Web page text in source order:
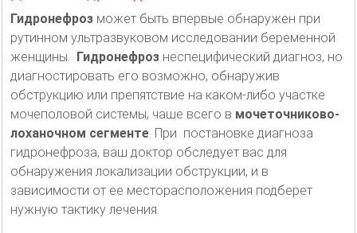
Гидронефроз может быть впервые обнаружен при
рутинном ультразвуковом исследовании беременной
женщины. Гидронефроз неспецифический диагноз, но
диагностировать его возможно, обнаружив
обструкцию или препятствие на каком-либо участке
мочеполовой системы, чаше всего в мочеточниково-
лоханочном сегменте. При постановке диагноза
гидронефроза, ваш доктор обследует вас для
обнаружения локализации обструкции, и в
зависимости от ее месторасположения подберет
нужную тактику лечения.